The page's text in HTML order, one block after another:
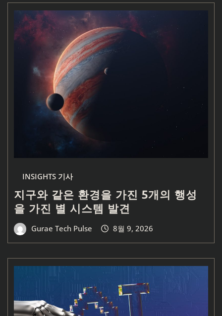
INSIGHTS 기사
지구와 같은 환경을 가진 5개의 행성
을 가진 별 시스템 발견
Gurae Tech Pulse 8월 9, 2026